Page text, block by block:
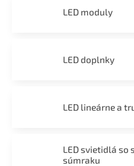
LED moduly
LED doplnky
LED lineárne a
LED svietidlá so
súmraku